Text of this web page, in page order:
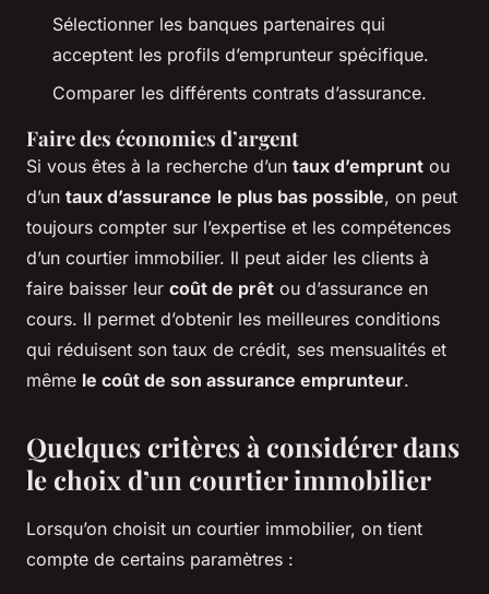
Sélectionner les banques partenaires qui
acceptent les profils d’emprunteur spécifique.
Comparer les différents contrats d’assurance.
Faire des économies d’argent
Si vous êtes à la recherche d’un taux d’emprunt ou
d’un taux d’assurance le plus bas possible, on peut
toujours compter sur l’expertise et les compétences
d’un courtier immobilier. Il peut aider les clients à
faire baisser leur coût de prêt ou d’assurance en
cours. Il permet d’obtenir les meilleures conditions
qui réduisent son taux de crédit, ses mensualités et
même le coût de son assurance emprunteur.
Quelques critères à considérer dans
le choix d’un courtier immobilier
Lorsqu’on choisit un courtier immobilier, on tient
compte de certains paramètres :